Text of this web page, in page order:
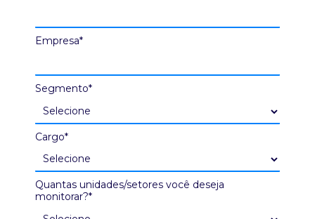
Empresa*
Segmento*
Cargo*
Quantas unidades/setores você deseja
monitorar?*